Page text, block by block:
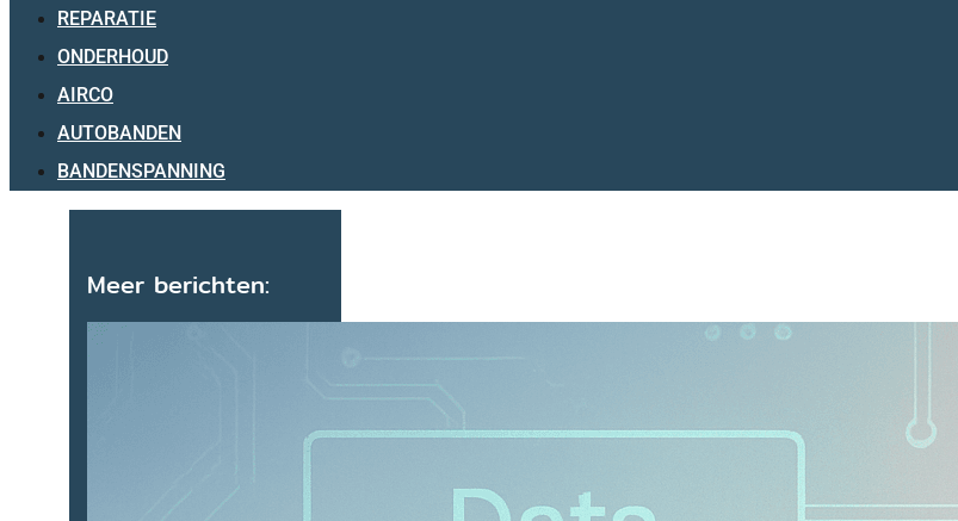
REPARATIE
ONDERHOUD
AIRCO
AUTOBANDEN
BANDENSPANNING
Meer berichten: